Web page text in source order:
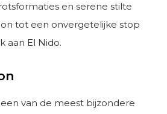
en serene stilte
tot een onvergetelijke stop
aan El Nido.
een van de meest bijzondere